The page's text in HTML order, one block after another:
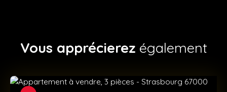
Vous apprécierez également